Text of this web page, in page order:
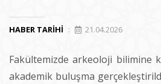
HABER TARIHI : 21.04.2026
Fakültemizde arkeoloji bilimine
akademik buluşma